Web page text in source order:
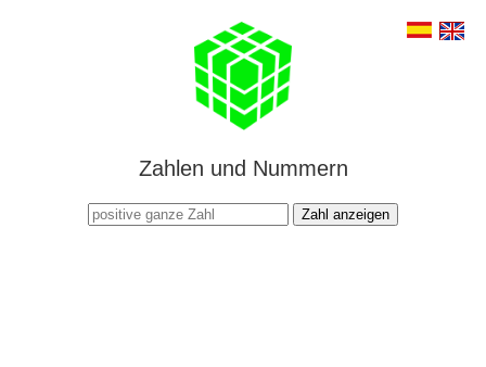
Zahlen und Nummern
Zahl anzeigen